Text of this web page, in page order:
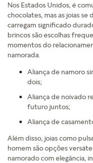
Nos Estados Unidos, é
chocolates, mas as joias
carregam significado
brincos são escolhas
momentos do
namorada.
Aliança de namoro
dois;
Aliança de noivado
futuro juntos;
Aliança de
Além disso, joias como
homem são opções
namorado com elegância,